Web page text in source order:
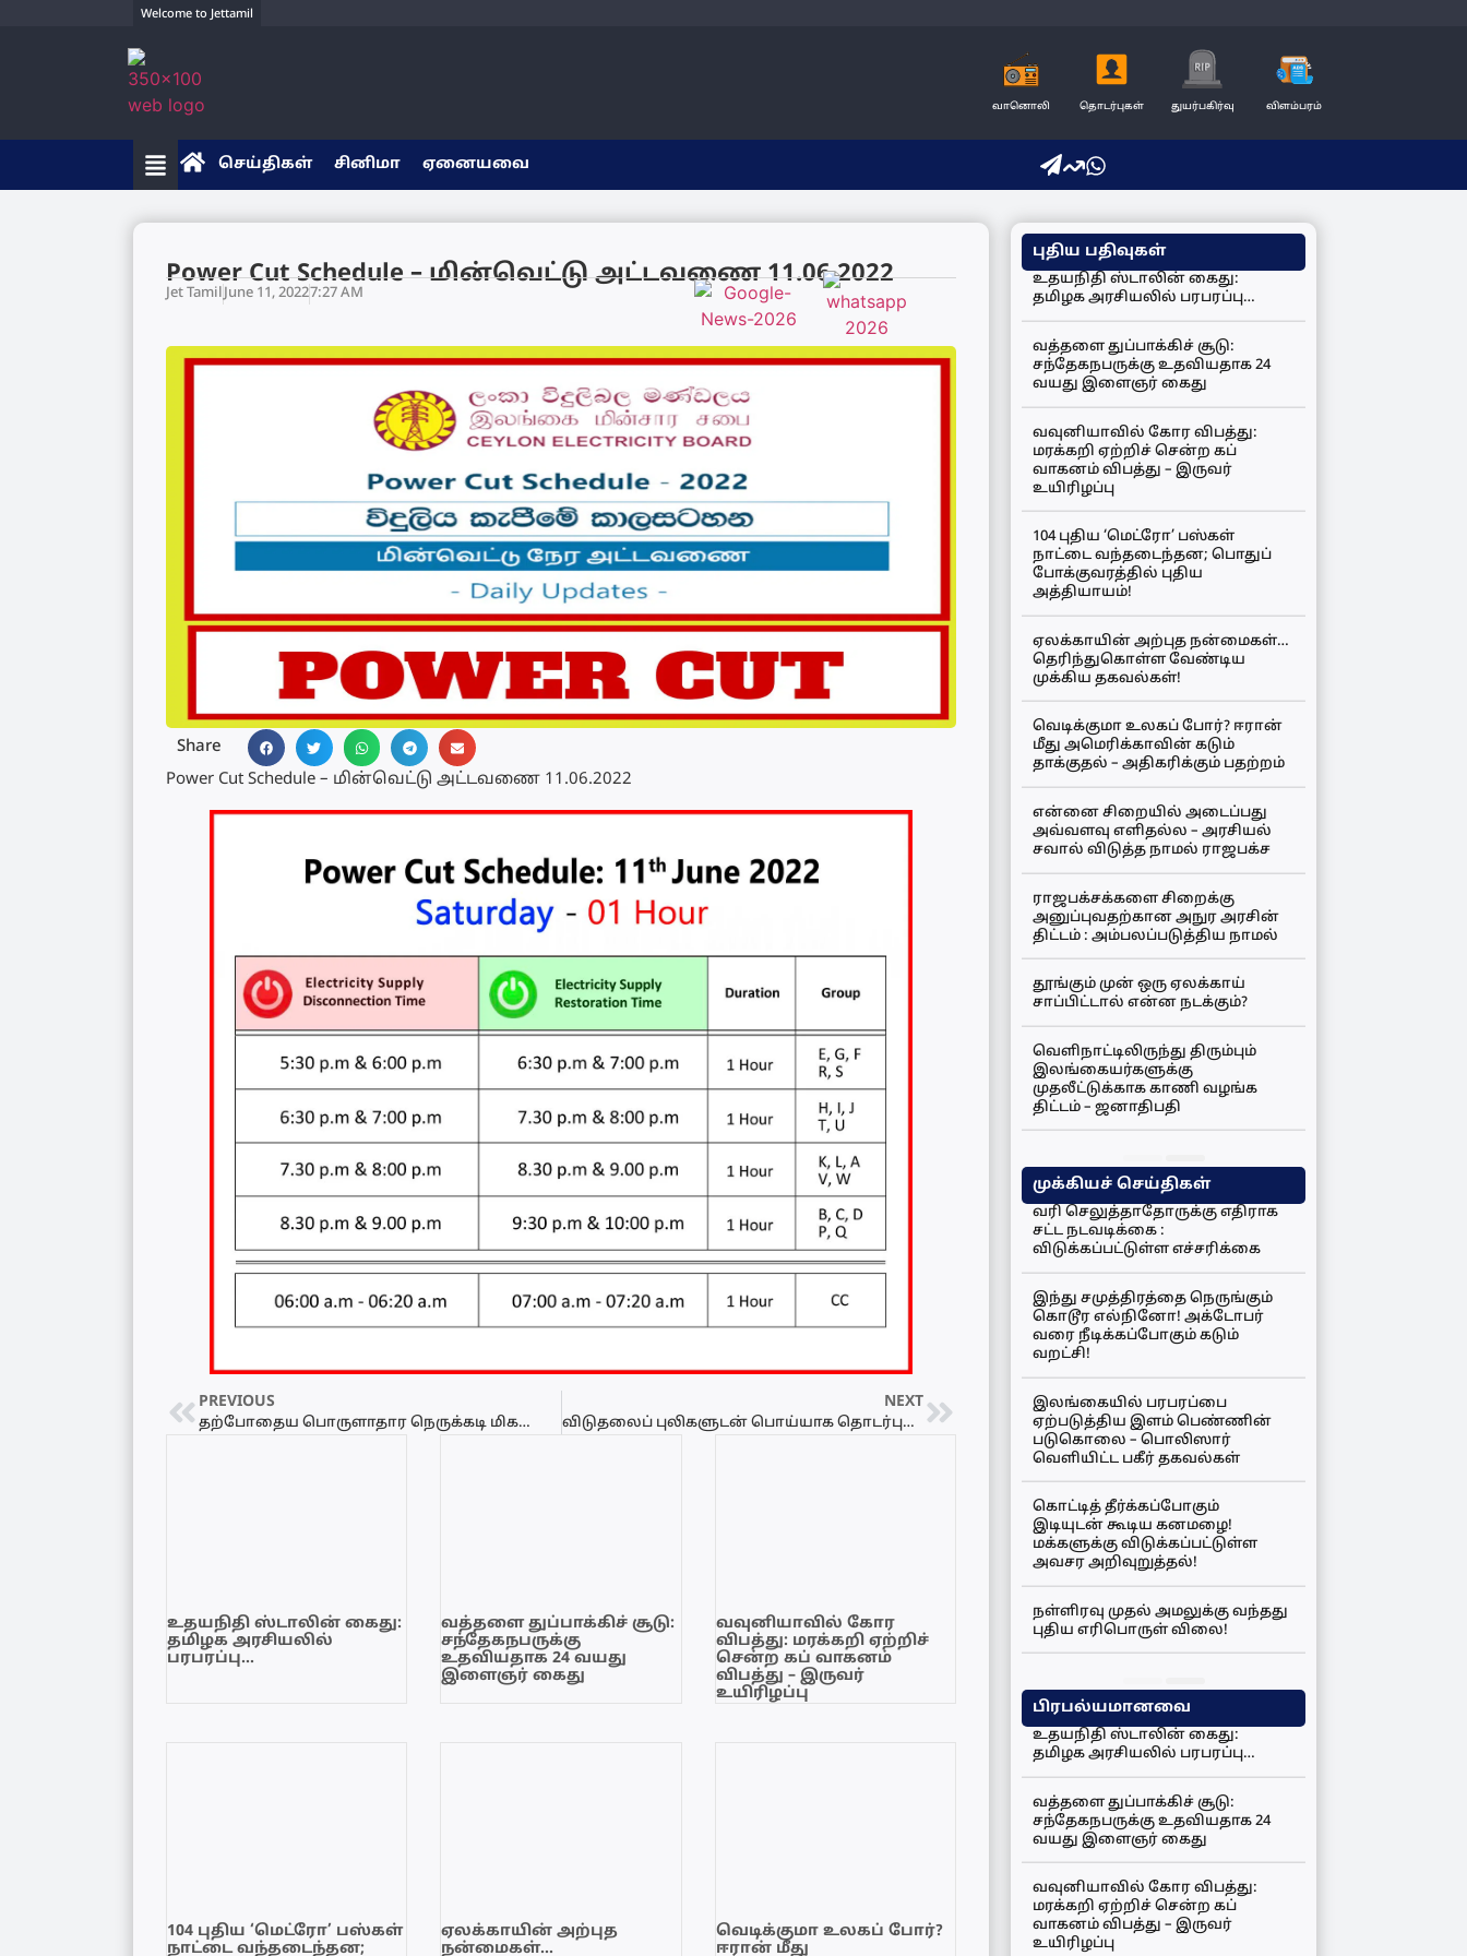
Welcome to Jettamil
வானொலி தொடர்புகள் துயர்பகிர்வு விளம்பரம்
செய்திகள் சினிமா ஏனையவை
Power Cut Schedule – மின்வெட்டு அட்டவணை 11.06.2022
Jet TamilJune 11, 20227:27 AM
Share
Power Cut Schedule – மின்வெட்டு அட்டவணை 11.06.2022
PREVIOUS
தற்போதைய பொருளாதார நெருக்கடி மிகமோசமான மனிதாபிமான நெருக்கடியாக மாறலாம்
NEXT
விடுதலைப் புலிகளுடன் பொய்யாக தொடர்புபடுத்துகிறார் பிரதமர் ரணில் – சாணக்கியன் குற்றச்சாட்டு
உதயநிதி ஸ்டாலின் கைது:
தமிழக அரசியலில்
பரபரப்பு…
வத்தளை துப்பாக்கிச் சூடு:
சந்தேகநபருக்கு
உதவியதாக 24 வயது
இளைஞர் கைது
வவுனியாவில் கோர
விபத்து: மரக்கறி ஏற்றிச்
சென்ற கப் வாகனம்
விபத்து – இருவர்
உயிரிழப்பு
104 புதிய ‘மெட்ரோ’ பஸ்கள்
நாட்டை வந்தடைந்தன;
ஏலக்காயின் அற்புத
நன்மைகள்…
வெடிக்குமா உலகப் போர்?
ஈரான் மீது
புதிய பதிவுகள்
உதயநிதி ஸ்டாலின் கைது:
தமிழக அரசியலில் பரபரப்பு…
வத்தளை துப்பாக்கிச் சூடு:
சந்தேகநபருக்கு உதவியதாக 24
வயது இளைஞர் கைது
வவுனியாவில் கோர விபத்து:
மரக்கறி ஏற்றிச் சென்ற கப்
வாகனம் விபத்து – இருவர்
உயிரிழப்பு
104 புதிய ‘மெட்ரோ’ பஸ்கள்
நாட்டை வந்தடைந்தன; பொதுப்
போக்குவரத்தில் புதிய
அத்தியாயம்!
ஏலக்காயின் அற்புத நன்மைகள்…
தெரிந்துகொள்ள வேண்டிய
முக்கிய தகவல்கள்!
வெடிக்குமா உலகப் போர்? ஈரான்
மீது அமெரிக்காவின் கடும்
தாக்குதல் – அதிகரிக்கும் பதற்றம்
என்னை சிறையில் அடைப்பது
அவ்வளவு எளிதல்ல – அரசியல்
சவால் விடுத்த நாமல் ராஜபக்ச
ராஜபக்சக்களை சிறைக்கு
அனுப்புவதற்கான அநுர அரசின்
திட்டம் : அம்பலப்படுத்திய நாமல்
தூங்கும் முன் ஒரு ஏலக்காய்
சாப்பிட்டால் என்ன நடக்கும்?
வெளிநாட்டிலிருந்து திரும்பும்
இலங்கையர்களுக்கு
முதலீட்டுக்காக காணி வழங்க
திட்டம் – ஜனாதிபதி
முக்கியச் செய்திகள்
வரி செலுத்தாதோருக்கு எதிராக
சட்ட நடவடிக்கை :
விடுக்கப்பட்டுள்ள எச்சரிக்கை
இந்து சமுத்திரத்தை நெருங்கும்
கொடூர எல்நினோ! அக்டோபர்
வரை நீடிக்கப்போகும் கடும்
வறட்சி!
இலங்கையில் பரபரப்பை
ஏற்படுத்திய இளம் பெண்ணின்
படுகொலை – பொலிஸார்
வெளியிட்ட பகீர் தகவல்கள்
கொட்டித் தீர்க்கப்போகும்
இடியுடன் கூடிய கனமழை!
மக்களுக்கு விடுக்கப்பட்டுள்ள
அவசர அறிவுறுத்தல்!
நள்ளிரவு முதல் அமலுக்கு வந்தது
புதிய எரிபொருள் விலை!
பிரபல்யமானவை
உதயநிதி ஸ்டாலின் கைது:
தமிழக அரசியலில் பரபரப்பு…
வத்தளை துப்பாக்கிச் சூடு:
சந்தேகநபருக்கு உதவியதாக 24
வயது இளைஞர் கைது
வவுனியாவில் கோர விபத்து:
மரக்கறி ஏற்றிச் சென்ற கப்
வாகனம் விபத்து – இருவர்
உயிரிழப்பு